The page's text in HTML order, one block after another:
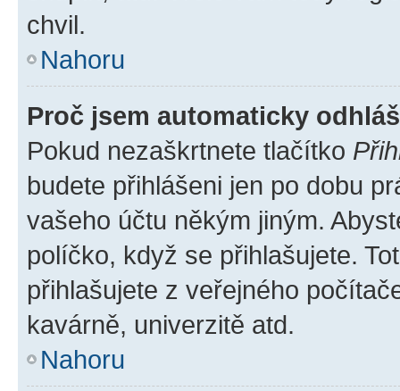
chvil.
Nahoru
Proč jsem automaticky
Pokud nezaškrtnete tlačítko
budete přihlášeni jen po dobu
vašeho účtu někým jiným.
políčko, když se přihlašujete.
přihlašujete z veřejného
kavárně, univerzitě atd.
Nahoru